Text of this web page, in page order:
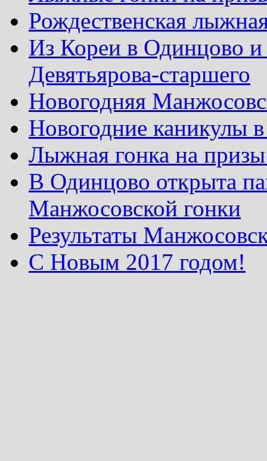
Рождественская
Из Кореи в Одинцово
Девятьярова-старшего
Новогодняя
Новогодние каникулы
Лыжная гонка на
В Одинцово открыта
Манжосовской гонки
Результаты
С Новым 2017 годом!